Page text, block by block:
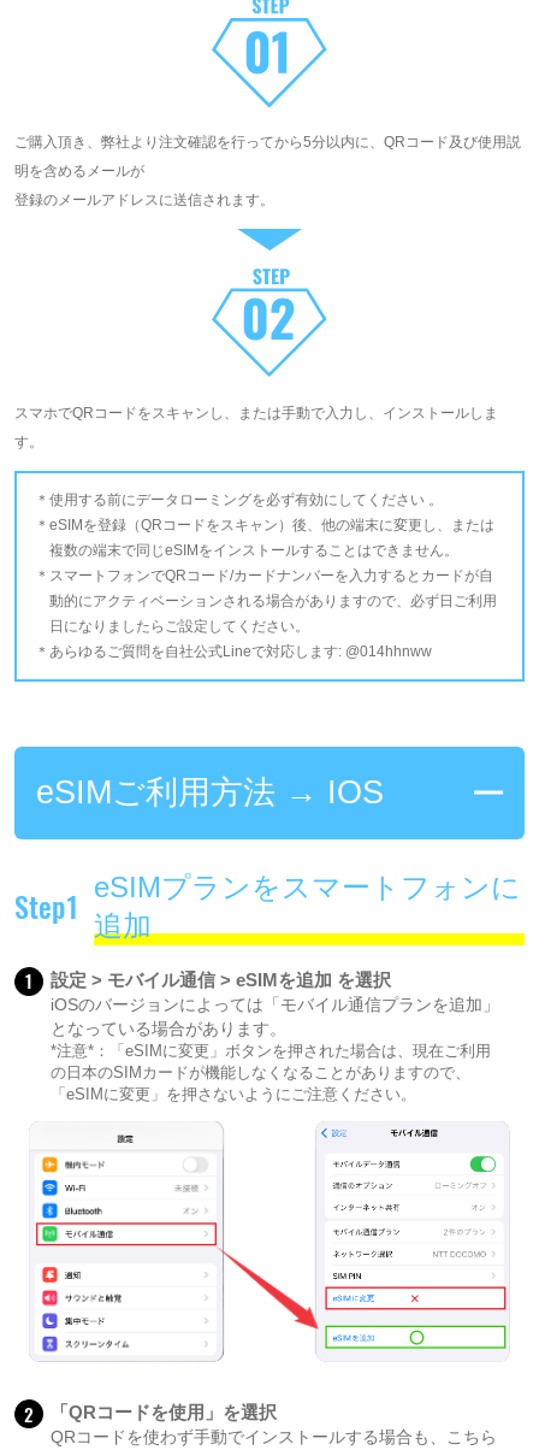
ご購入頂き、弊社より注文確認を行ってから5分以内に、QRコード及び使用説
明を含めるメールが
登録のメールアドレスに送信されます。
スマホでQRコードをスキャンし、または手動で入力し、インストールしま
す。
使用する前にデータローミングを必ず有効にしてください 。
eSIMを登録（QRコードをスキャン）後、他の端末に変更し、または
複数の端末で同じeSIMをインストールすることはできません。
スマートフォンでQRコード/カードナンバーを入力するとカードが自
動的にアクティベーションされる場合がありますので、必ず日ご利用
日になりましたらご設定してください。
あらゆるご質問を自社公式Lineで対応します: @014hhnww
eSIMご利用方法 → IOS
Step1
eSIMプランをスマートフォンに
追加
1 設定 > モバイル通信 > eSIMを追加 を選択
iOSのバージョンによっては「モバイル通信プランを追加」
となっている場合があります。
*注意*：「eSIMに変更」ボタンを押された場合は、現在ご利用
の日本のSIMカードが機能しなくなることがありますので、
「eSIMに変更」を押さないようにご注意ください。
2 「QRコードを使用」を選択
QRコードを使わず手動でインストールする場合も、こちら